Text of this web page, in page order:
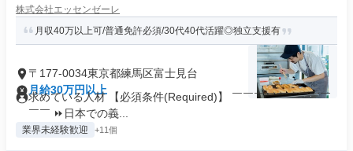
株式会社エッセンゼーレ
月収40万以上可/普通免許必須/30代40代活躍◎独立支援有
〒177-0034東京都練馬区富士見台
月給30万円以上
求めている人材 【必須条件(Required)】 ￣￣￣￣￣￣￣￣￣
￣￣ ⏩日本での義...
業界未経験歓迎 +11個